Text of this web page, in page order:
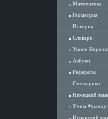
Математика
Геометрия
История
Словари
Уроки
Азбуки
Рефераты
Смешарики
Немецкий язык
Учим
Испанский